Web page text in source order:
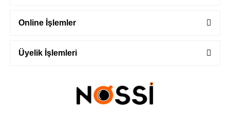
Online İşlemler
Üyelik İşlemleri